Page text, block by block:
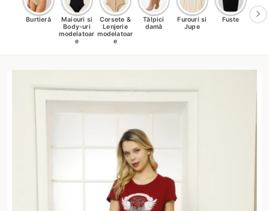
Burtieră
Maiouri si
Body-uri
modelatoar
e
Corsete &
Lenjerie
modelatoar
e
Tălpici
damă
Furouri si
Jupe
Fuste